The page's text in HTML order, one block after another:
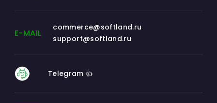
E-MAIL
commerce@softland.ru
support@softland.ru
Telegram 👍